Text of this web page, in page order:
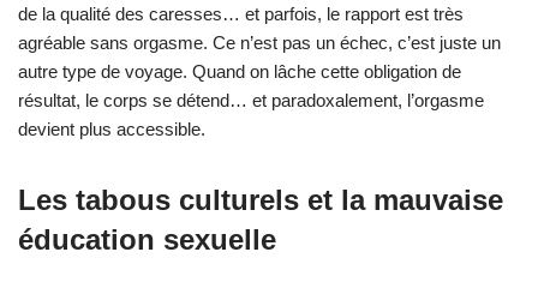
de la qualité des caresses… et parfois, le rapport est très
agréable sans orgasme. Ce n’est pas un échec, c’est juste un
autre type de voyage. Quand on lâche cette obligation de
résultat, le corps se détend… et paradoxalement, l’orgasme
devient plus accessible.
Les tabous culturels et la mauvaise
éducation sexuelle